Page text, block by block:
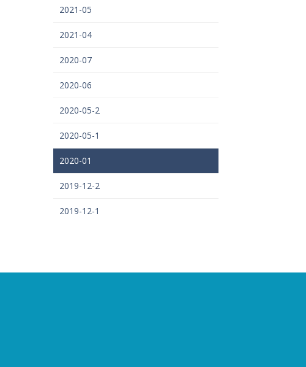
2021-05
2021-04
2020-07
2020-06
2020-05-2
2020-05-1
2020-01
2019-12-2
2019-12-1